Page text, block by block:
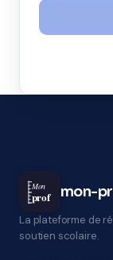
Mon
prof mon-
La plateforme de
soutien scolaire.